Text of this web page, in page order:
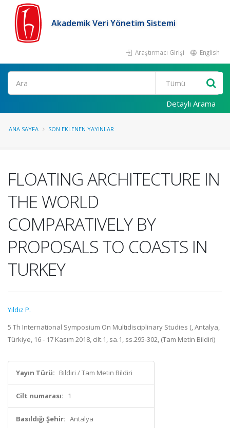
Akademik Veri Yönetim Sistemi
Araştırmacı Girişi English
Ara
Detaylı Arama
ANA SAYFA SON EKLENEN YAYINLAR
FLOATING ARCHITECTURE IN
THE WORLD
COMPARATIVELY BY
PROPOSALS TO COASTS IN
TURKEY
Yıldız P.
5 Th International Symposium On Multıdisciplinary Studies (, Antalya,
Türkiye, 16 - 17 Kasım 2018, cilt.1, sa.1, ss.295-302, (Tam Metin Bildiri)
Yayın Türü: Bildiri / Tam Metin Bildiri
Cilt numarası: 1
Basıldığı Şehir: Antalya